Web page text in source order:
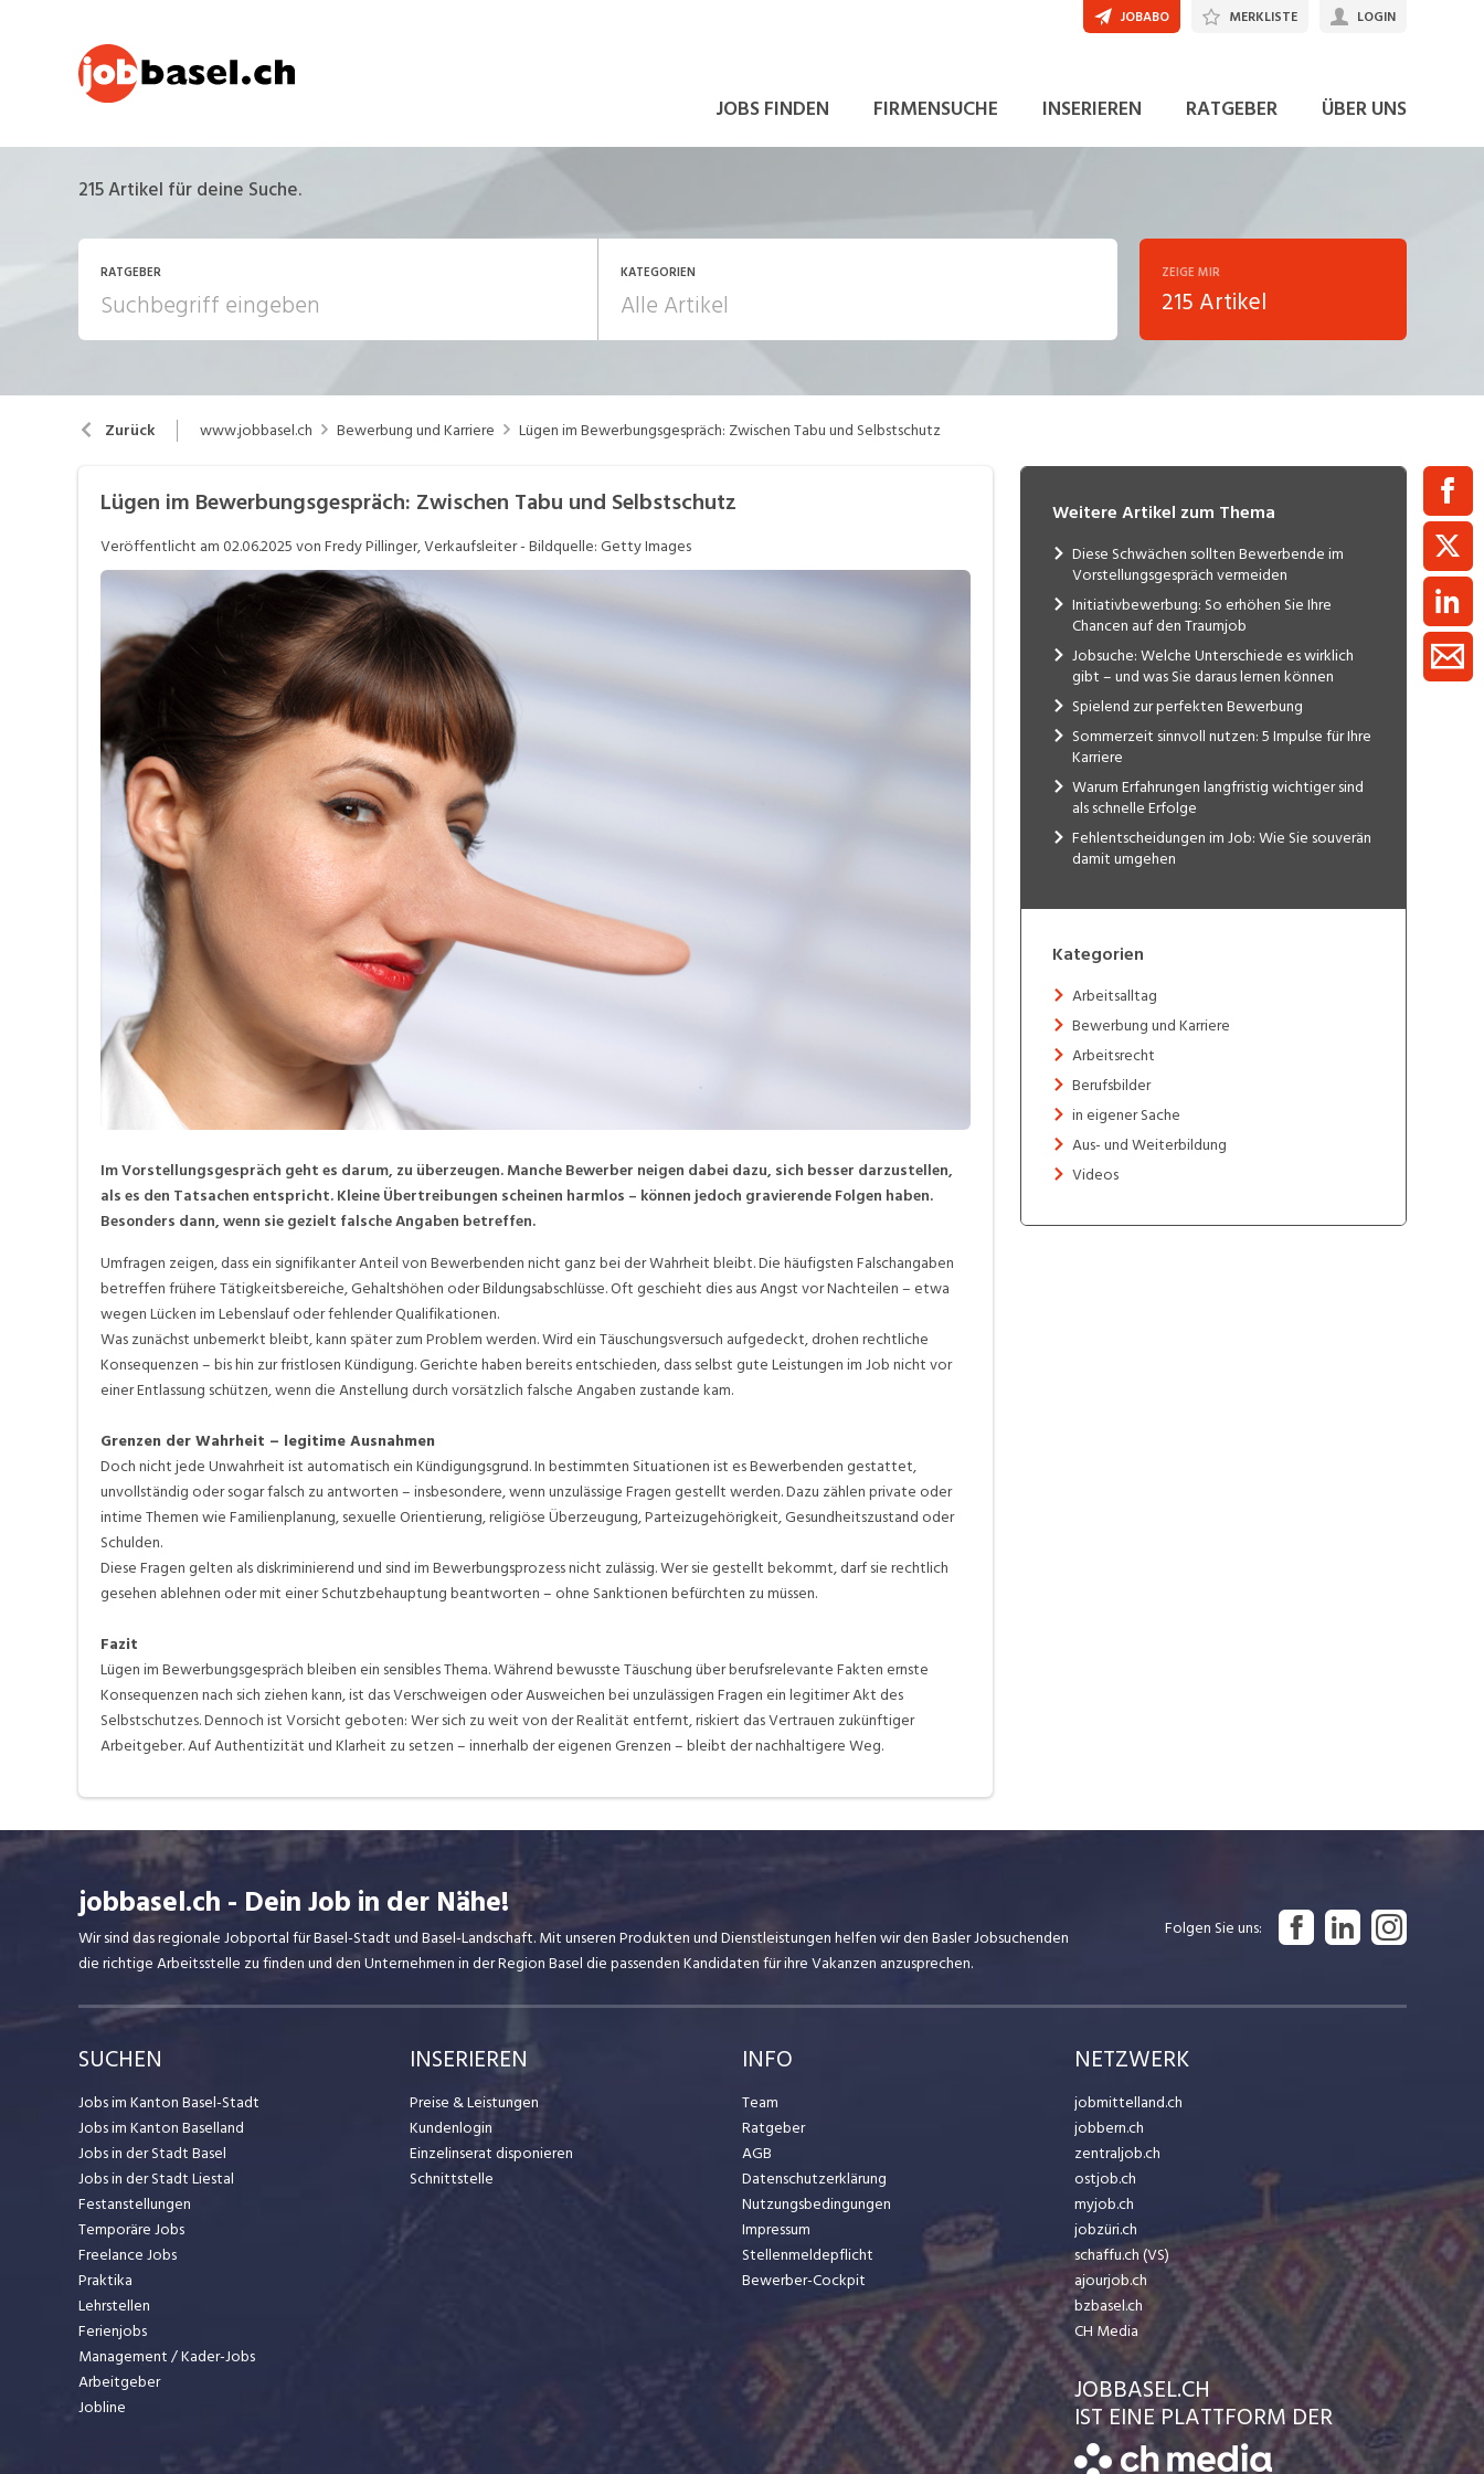
JOBS FINDEN FIRMENSUCHE INSERIEREN RATGEBER ÜBER UNS
JOBABO MERKLISTE LOGIN
215Artikel für deine Suche.
RATGEBER KATEGORIEN
Arbeitsalltag Arbeitsrecht
Aus- und Weiterbildung
Berufsbilder
Bewerbung und Karriere
Videos
ZEIGE MIR
215 Artikel
Zurück www.jobbasel.ch Bewerbung und Karriere Lügen im Bewerbungsgespräch: Zwischen Tabu und Selbstschutz
Lügen im Bewerbungsgespräch: Zwischen Tabu und Selbstschutz
Veröffentlicht am02.06.2025von Fredy Pillinger, Verkaufsleiter - Bildquelle: Getty Images
Im Vorstellungsgespräch geht es darum, zu überzeugen. Manche Bewerber neigen dabei dazu, sich besser darzustellen,
als es den Tatsachen entspricht. Kleine Übertreibungen scheinen harmlos – können jedoch gravierende Folgen haben.
Besonders dann, wenn sie gezielt falsche Angaben betreffen.
Umfragen zeigen, dass ein signifikanter Anteil von Bewerbenden nicht ganz bei der Wahrheit bleibt. Die häufigsten Falschangaben
betreffen frühere Tätigkeitsbereiche, Gehaltshöhen oder Bildungsabschlüsse. Oft geschieht dies aus Angst vor Nachteilen – etwa
wegen Lücken im Lebenslauf oder fehlender Qualifikationen.
Was zunächst unbemerkt bleibt, kann später zum Problem werden. Wird ein Täuschungsversuch aufgedeckt, drohen rechtliche
Konsequenzen – bis hin zur fristlosen Kündigung. Gerichte haben bereits entschieden, dass selbst gute Leistungen im Job nicht vor
einer Entlassung schützen, wenn die Anstellung durch vorsätzlich falsche Angaben zustande kam.
Grenzen der Wahrheit – legitime Ausnahmen
Doch nicht jede Unwahrheit ist automatisch ein Kündigungsgrund. In bestimmten Situationen ist es Bewerbenden gestattet,
unvollständig oder sogar falsch zu antworten – insbesondere, wenn unzulässige Fragen gestellt werden. Dazu zählen private oder
intime Themen wie Familienplanung, sexuelle Orientierung, religiöse Überzeugung, Parteizugehörigkeit, Gesundheitszustand oder
Schulden.
Diese Fragen gelten als diskriminierend und sind im Bewerbungsprozess nicht zulässig. Wer sie gestellt bekommt, darf sie rechtlich
gesehen ablehnen oder mit einer Schutzbehauptung beantworten – ohne Sanktionen befürchten zu müssen.
Fazit
Lügen im Bewerbungsgespräch bleiben ein sensibles Thema. Während bewusste Täuschung über berufsrelevante Fakten ernste
Konsequenzen nach sich ziehen kann, ist das Verschweigen oder Ausweichen bei unzulässigen Fragen ein legitimer Akt des
Selbstschutzes. Dennoch ist Vorsicht geboten: Wer sich zu weit von der Realität entfernt, riskiert das Vertrauen zukünftiger
Arbeitgeber. Auf Authentizität und Klarheit zu setzen – innerhalb der eigenen Grenzen – bleibt der nachhaltigere Weg.
Weitere Artikel zum Thema
Diese Schwächen sollten Bewerbende im
Vorstellungsgespräch vermeiden
Initiativbewerbung: So erhöhen Sie Ihre
Chancen auf den Traumjob
Jobsuche: Welche Unterschiede es wirklich
gibt – und was Sie daraus lernen können
Spielend zur perfekten Bewerbung
Sommerzeit sinnvoll nutzen: 5 Impulse für Ihre
Karriere
Warum Erfahrungen langfristig wichtiger sind
als schnelle Erfolge
Fehlentscheidungen im Job: Wie Sie souverän
damit umgehen
Kategorien
Arbeitsalltag
Bewerbung und Karriere
Arbeitsrecht
Berufsbilder
in eigener Sache
Aus- und Weiterbildung
Videos
jobbasel.ch - Dein Job in der Nähe!
Wir sind das regionale Jobportal für Basel-Stadt und Basel-Landschaft. Mit unseren Produkten und Dienstleistungen helfen wir den Basler Jobsuchenden
die richtige Arbeitsstelle zu finden und den Unternehmen in der Region Basel die passenden Kandidaten für ihre Vakanzen anzusprechen.
Folgen Sie uns
SUCHEN
Jobs im Kanton Basel-Stadt
Jobs im Kanton Baselland
Jobs in der Stadt Basel
Jobs in der Stadt Liestal
Festanstellungen
Temporäre Jobs
Freelance Jobs
Praktika
Lehrstellen
Ferienjobs
Management / Kader-Jobs
Arbeitgeber
Jobline
INSERIEREN
Preise & Leistungen
Kundenlogin
Einzelinserat disponieren
Schnittstelle
INFO
Team
Ratgeber
AGB
Datenschutzerklärung
Nutzungsbedingungen
Impressum
Stellenmeldepflicht
Bewerber-Cockpit
NETZWERK
jobmittelland.ch
jobbern.ch
zentraljob.ch
ostjob.ch
myjob.ch
jobzüri.ch
schaffu.ch (VS)
ajourjob.ch
bzbasel.ch
CH Media
JOBBASEL.CH
IST EINE PLATTFORM DER